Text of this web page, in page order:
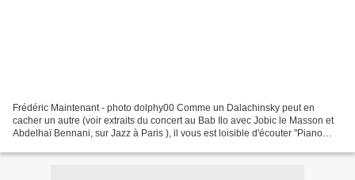
Frédéric Maintenant - photo dolphy00 Comme un Dalachinsky peut en
cacher un autre (voir extraits du concert au Bab Ilo avec Jobic le Masson et
Abdelhaï Bennani, sur Jazz à Paris ), il vous est loisible d'écouter "Piano